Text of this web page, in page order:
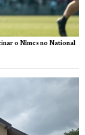
o Nîmes no National